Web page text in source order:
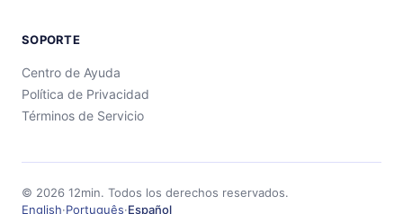
SOPORTE
Centro de Ayuda
Política de Privacidad
Términos de Servicio
© 2026 12min. Todos los derechos reservados.
English·Português·Español